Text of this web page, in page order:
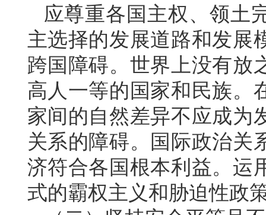
应尊重各国主权、领土
主选择的发展道路和发展
跨国障碍。世界上没有放
高人一等的国家和民族。
家间的自然差异不应成为
关系的障碍。国际政治关
济符合各国根本利益。运
式的霸权主义和胁迫性政